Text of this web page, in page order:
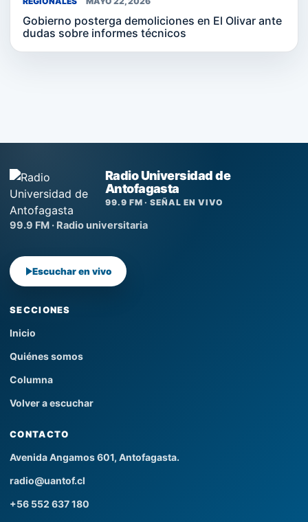
Gobierno posterga demoliciones en El Olivar ante
dudas sobre informes técnicos
Radio Universidad de
Antofagasta
99.9 FM · SEÑAL EN VIVO
99.9 FM · Radio universitaria
Escuchar en vivo
SECCIONES
Inicio
Quiénes somos
Columna
Volver a escuchar
CONTACTO
Avenida Angamos 601, Antofagasta.
radio@uantof.cl
+56 552 637 180